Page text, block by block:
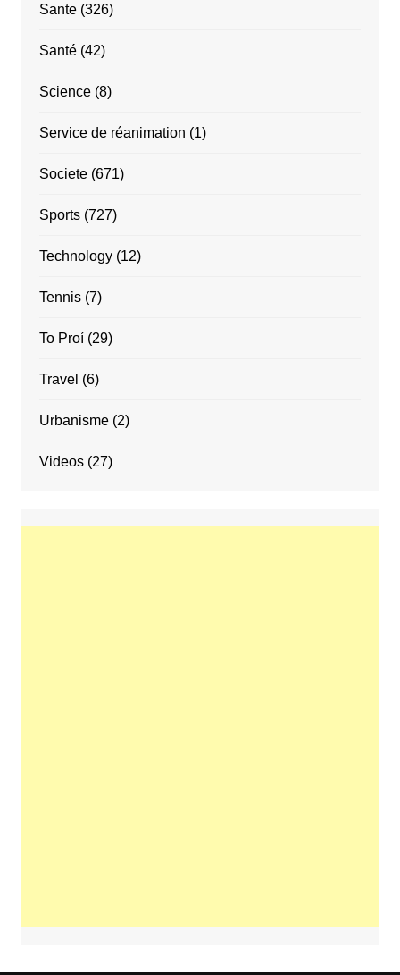
Sante(326)
Santé(42)
Science(8)
Service de réanimation (1)
Societe(671)
Sports(727)
Technology(12)
Tennis(7)
To Proí(29)
Travel (6)
Urbanisme(2)
Videos(27)